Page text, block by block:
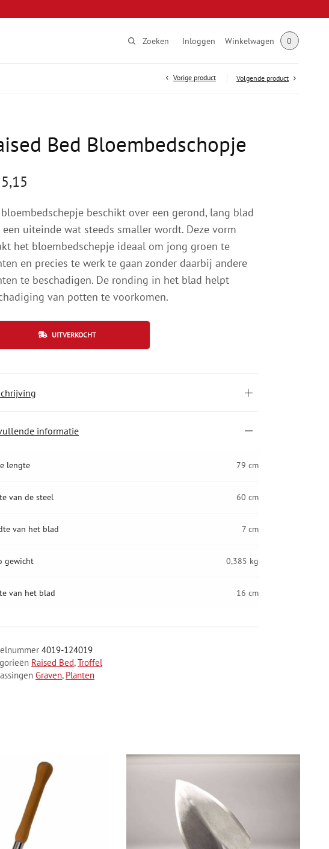
Zoeken Inloggen Winkelwagen 0
Vorige product Volgende product
Bed Bloembedschopje
beschikt over een gerond, lang blad
een uiteinde wat steeds smaller wordt. Deze vorm
het bloembedschepje ideaal om jong groen te
en precies te werk te gaan zonder daarbij andere
te beschadigen. De ronding in het blad helpt
van potten te voorkomen.
UITVERKOCHT
informatie
lengte 79 cm
van de steel 60 cm
van het blad 7 cm
gewicht 0,385 kg
van het blad 16 cm
4019-124019
Raised Bed,Troffel
Graven, Planten